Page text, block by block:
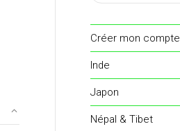
Créer mon compte
Inde
Japon
Népal & Tibet